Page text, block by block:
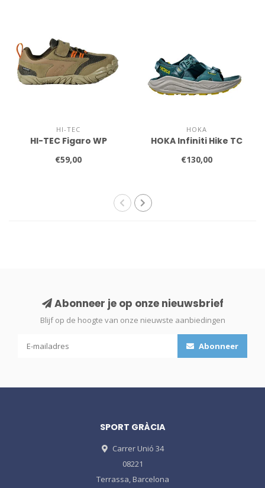
HI-TEC
HI-TEC Figaro WP
€59,00
HOKA
HOKA Infiniti Hike TC
€130,00
Abonneer je op onze nieuwsbrief
Blijf op de hoogte van onze nieuwste aanbiedingen
Abonneer
SPORT GRÀCIA
Carrer Unió 34
08221
Terrassa, Barcelona